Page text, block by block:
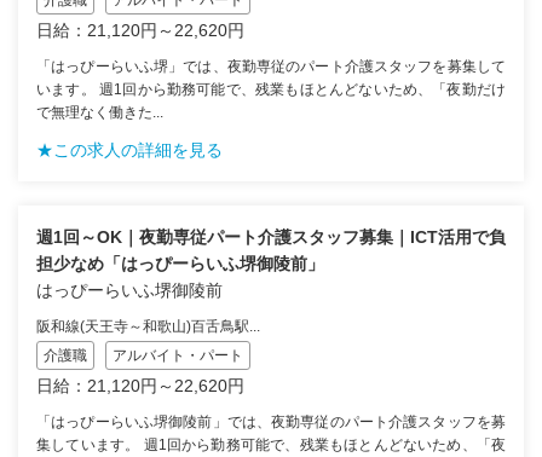
日給：21,120円～22,620円
「はっぴーらいふ堺」では、夜勤専従のパート介護スタッフを募集して
います。 週1回から勤務可能で、残業もほとんどないため、「夜勤だけ
で無理なく働きた...
★この求人の詳細を見る
週1回～OK｜夜勤専従パート介護スタッフ募集｜ICT活用で負
担少なめ「はっぴーらいふ堺御陵前」
はっぴーらいふ堺御陵前
阪和線(天王寺～和歌山)百舌鳥駅...
介護職
アルバイト・パート
日給：21,120円～22,620円
「はっぴーらいふ堺御陵前」では、夜勤専従のパート介護スタッフを募
集しています。 週1回から勤務可能で、残業もほとんどないため、「夜